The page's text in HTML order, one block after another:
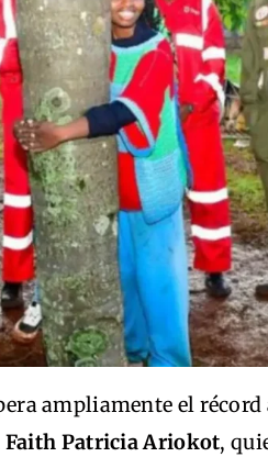
ampliamente el
Faith Patricia Ariokot,